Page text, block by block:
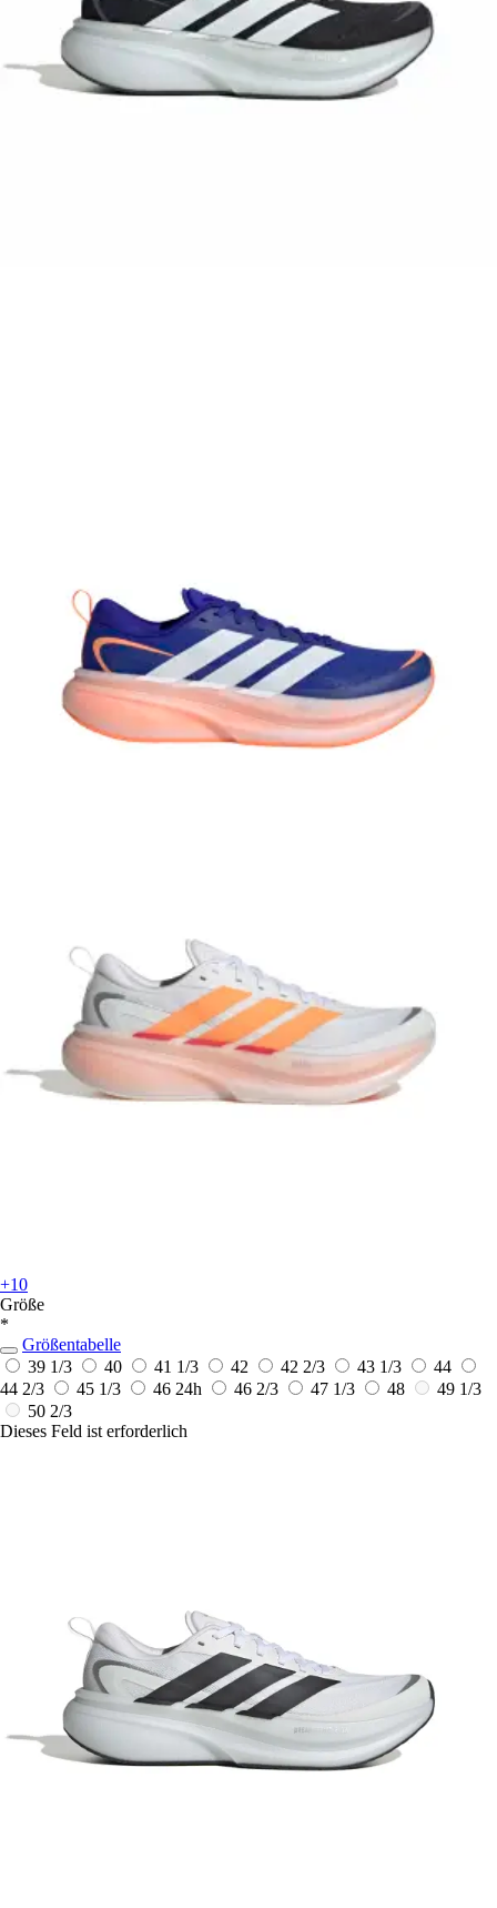
+10
Größe
*
Größentabelle
39 1/3
40 41 1/3 42 42 2/3 43 1/3
44
44 2/3
45 1/3 46 24h 46 2/3 47 1/3 48
49 1/3
50 2/3
Dieses Feld ist erforderlich